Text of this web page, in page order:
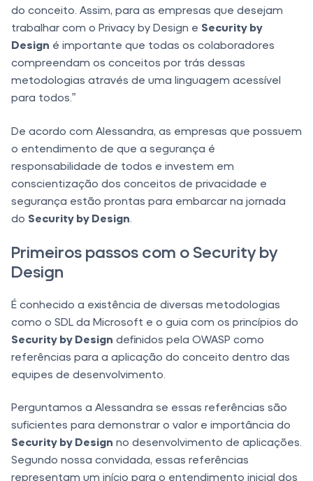
do conceito. Assim, para as empresas que desejam
trabalhar com o Privacy by Design e Security by
Design é importante que todas os colaboradores
compreendam os conceitos por trás dessas
metodologias através de uma linguagem acessível
para todos.”
De acordo com Alessandra, as empresas que possuem
o entendimento de que a segurança é
responsabilidade de todos e investem em
conscientização dos conceitos de privacidade e
segurança estão prontas para embarcar na jornada
do Security by Design
Primeiros passos com o Security by
Design
É conhecido a existência de diversas metodologias
como o SDL da Microsoft e o guia com os princípios do
Security by Design definidos pela OWASP como
referências para a aplicação do conceito dentro das
equipes de desenvolvimento.
Perguntamos a Alessandra se essas referências são
suficientes para demonstrar o valor e importância do
Security by Design no desenvolvimento de aplicações.
Segundo nossa convidada, essas referências
representam um início para o entendimento inicial dos